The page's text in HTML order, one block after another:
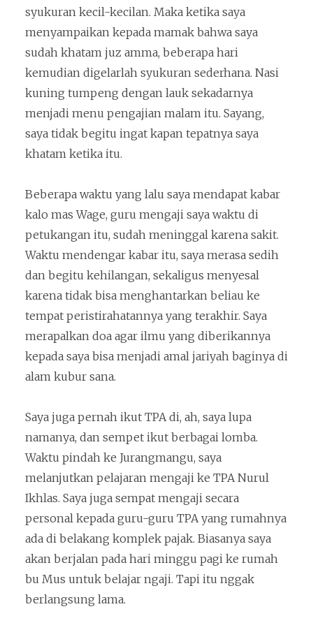
syukuran kecil-kecilan. Maka ketika saya
menyampaikan kepada mamak bahwa saya
sudah khatam juz amma, beberapa hari
kemudian digelarlah syukuran sederhana. Nasi
kuning tumpeng dengan lauk sekadarnya
menjadi menu pengajian malam itu. Sayang,
saya tidak begitu ingat kapan tepatnya saya
khatam ketika itu.
Beberapa waktu yang lalu saya mendapat kabar
kalo mas Wage, guru mengaji saya waktu di
petukangan itu, sudah meninggal karena sakit.
Waktu mendengar kabar itu, saya merasa sedih
dan begitu kehilangan, sekaligus menyesal
karena tidak bisa menghantarkan beliau ke
tempat peristirahatannya yang terakhir. Saya
merapalkan doa agar ilmu yang diberikannya
kepada saya bisa menjadi amal jariyah baginya di
alam kubur sana.
Saya juga pernah ikut TPA di, ah, saya lupa
namanya, dan sempet ikut berbagai lomba.
Waktu pindah ke Jurangmangu, saya
melanjutkan pelajaran mengaji ke TPA Nurul
Ikhlas. Saya juga sempat mengaji secara
personal kepada guru-guru TPA yang rumahnya
ada di belakang komplek pajak. Biasanya saya
akan berjalan pada hari minggu pagi ke rumah
bu Mus untuk belajar ngaji. Tapi itu nggak
berlangsung lama.